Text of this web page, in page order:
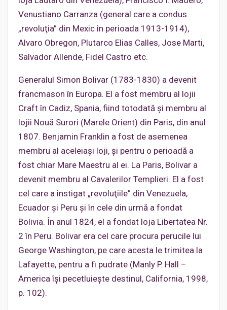
Venustiano Carranza (general care a condus
„revoluţia” din Mexic în perioada 1913-1914),
Alvaro Obregon, Plutarco Elias Calles, Jose Marti,
Salvador Allende, Fidel Castro etc.
Generalul Simon Bolivar (1783-1830) a devenit
francmason în Europa. El a fost membru al lojii
Craft în Cadiz, Spania, fiind totodată şi membru al
lojii Nouă Surori (Marele Orient) din Paris, din anul
1807. Benjamin Franklin a fost de asemenea
membru al aceleiaşi loji, şi pentru o perioadă a
fost chiar Mare Maestru al ei. La Paris, Bolivar a
devenit membru al Cavalerilor Templieri. El a fost
cel care a instigat „revoluţiile” din Venezuela,
Ecuador şi Peru şi în cele din urmă a fondat
Bolivia. În anul 1824, el a fondat loja Libertatea Nr.
2 în Peru. Bolivar era cel care procura perucile lui
George Washington, pe care acesta le trimitea la
Lafayette, pentru a fi pudrate (Manly P. Hall –
America îşi pecetluieşte destinul, California, 1998,
p. 102).